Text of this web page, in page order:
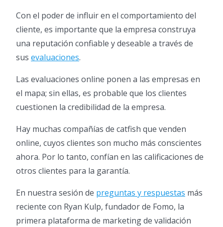
Con el poder de influir en el comportamiento del
cliente, es importante que la empresa construya
una reputación confiable y deseable a través de
sus evaluaciones.
Las evaluaciones online ponen a las empresas en
el mapa; sin ellas, es probable que los clientes
cuestionen la credibilidad de la empresa.
Hay muchas compañías de catfish que venden
online, cuyos clientes son mucho más conscientes
ahora. Por lo tanto, confían en las calificaciones de
otros clientes para la garantía.
En nuestra sesión de preguntas y respuestas más
reciente con Ryan Kulp, fundador de Fomo, la
primera plataforma de marketing de validación